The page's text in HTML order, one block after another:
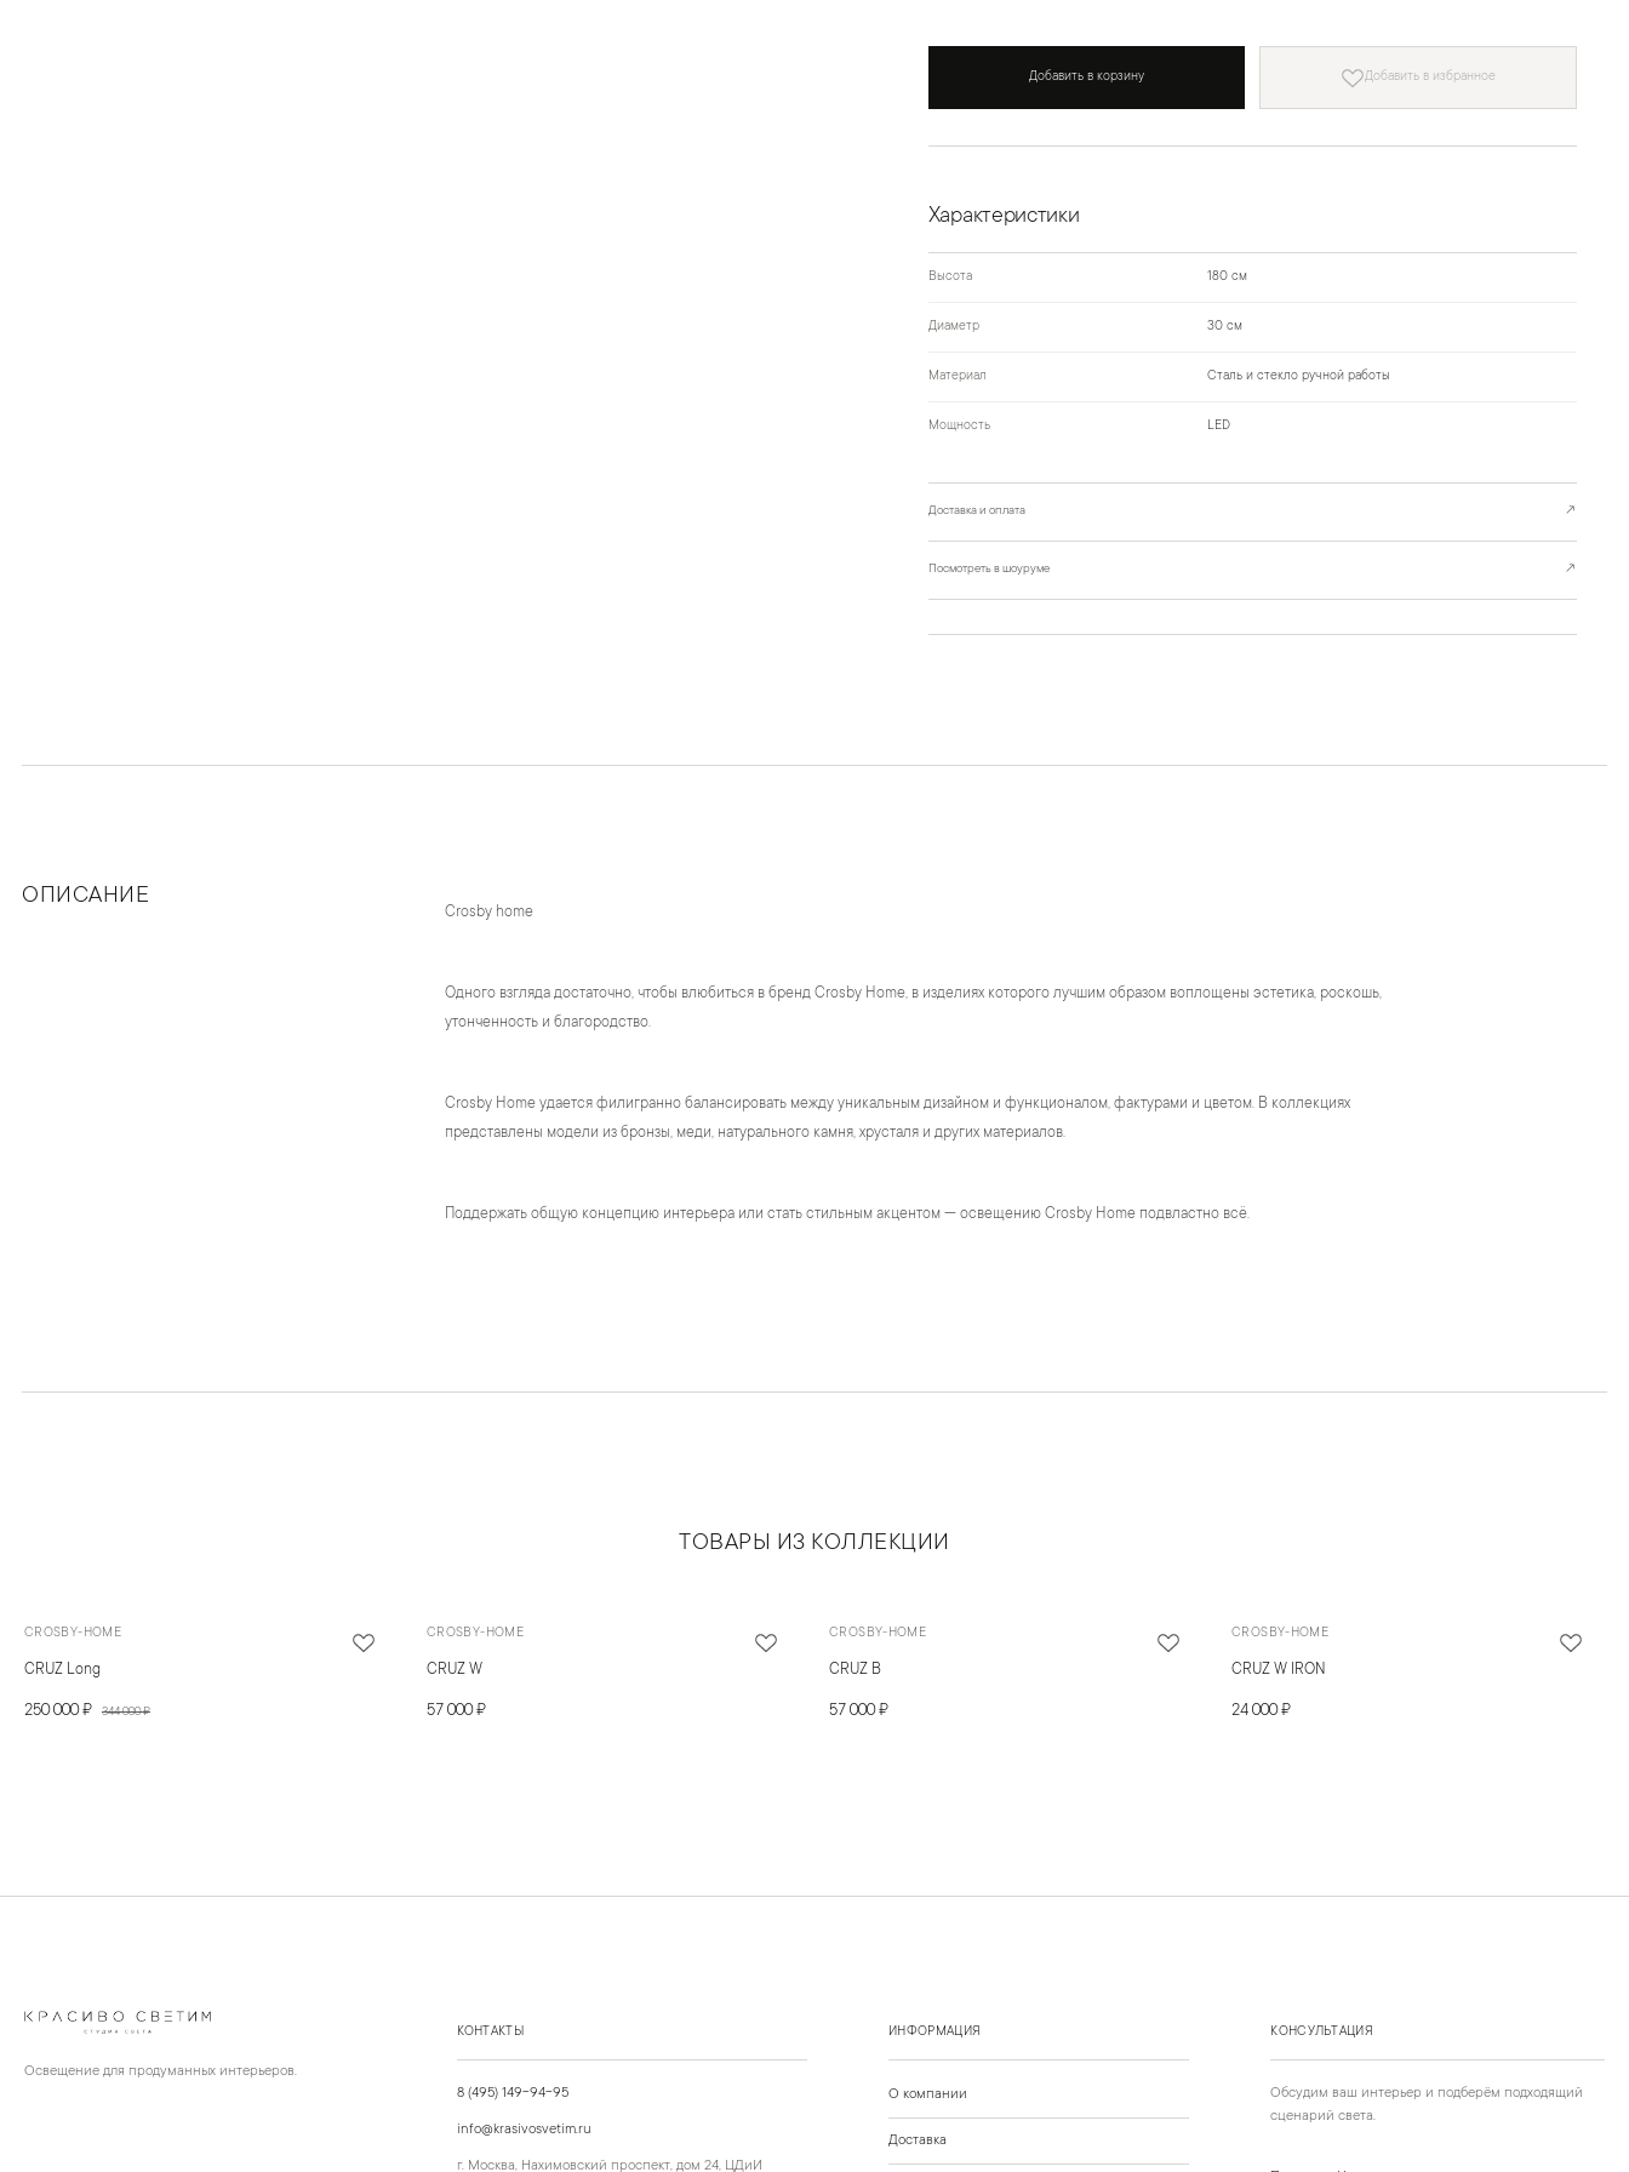
Добавить в корзину Добавить в избранное
Характеристики
Высота 180 см
Диаметр 30 см
Материал Сталь и стекло ручной работы
Мощность LED
Доставка и оплата ↗
Посмотреть в шоуруме ↗
ОПИСАНИЕ
Crosby home
Одного взгляда достаточно, чтобы влюбиться в бренд Crosby Home, в изделиях которого лучшим образом воплощены эстетика, роскошь,
утонченность и благородство.
Crosby Home удается филигранно балансировать между уникальным дизайном и функционалом, фактурами и цветом. В коллекциях
представлены модели из бронзы, меди, натурального камня, хрусталя и других материалов.
Поддержать общую концепцию интерьера или стать стильным акцентом — освещению Crosby Home подвластно всё.
ТОВАРЫ ИЗ КОЛЛЕКЦИИ
CROSBY-HOME
CRUZ Long
250 000 ₽ 344 000 ₽
CROSBY-HOME
CRUZ W
57 000 ₽
CROSBY-HOME
CRUZ B
57 000 ₽
CROSBY-HOME
CRUZ W IRON
24 000 ₽
Освещение для продуманных интерьеров.
КОНТАКТЫ
8 (495) 149-94-95
info@krasivosvetim.ru
г. Москва, Нахимовский проспект, дом 24, ЦДиИ
КОНСУЛЬТАЦИЯ
Обсудим ваш интерьер и подберём подходящий
сценарий света.
ИНФОРМАЦИЯ
О компании
Доставка